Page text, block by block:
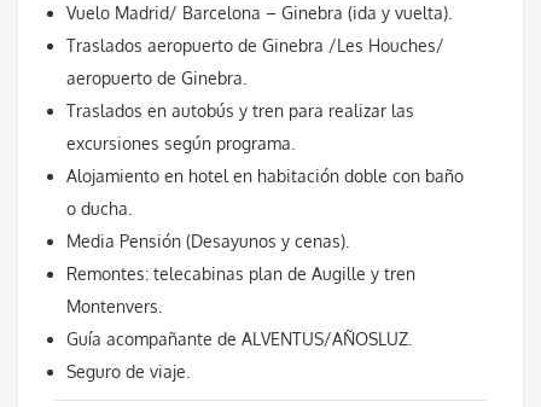
Vuelo Madrid/ Barcelona – Ginebra (ida y vuelta).
Traslados aeropuerto de Ginebra /Les Houches/
aeropuerto de Ginebra.
Traslados en autobús y tren para realizar las
excursiones según programa.
Alojamiento en hotel en habitación doble con baño
o ducha.
Media Pensión (Desayunos y cenas).
Remontes: telecabinas plan de Augille y tren
Montenvers.
Guía acompañante de ALVENTUS/AÑOSLUZ.
Seguro de viaje.